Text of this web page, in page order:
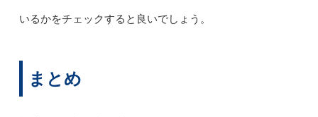
いるかをチェックすると良いでしょう。
まとめ